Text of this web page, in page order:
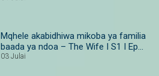
Mqhele akabidhiwa mikoba ya familia
baada ya ndoa – The Wife I S1 I Ep
19–20 I Maisha Magic Bongo
03 Julai